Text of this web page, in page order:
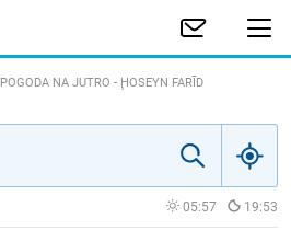
POGODA NA JUTRO - ḨOSEYN FARĪD
05:57 19:53